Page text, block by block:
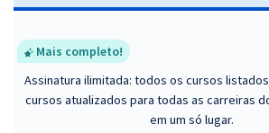
Mais completo!
Assinatura ilimitada: todos os cursos listados
cursos atualizados para todas as carreiras
em um só lugar.